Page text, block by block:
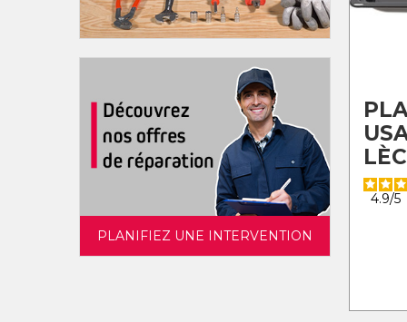
PLANIFIEZ UNE INTERVENTION
4.9/5